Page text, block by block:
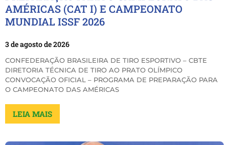
AMÉRICAS (CAT I) E CAMPEONATO
MUNDIAL ISSF 2026
3 de agosto de 2026
CONFEDERAÇÃO BRASILEIRA DE TIRO ESPORTIVO – CBTE
DIRETORIA TÉCNICA DE TIRO AO PRATO OLÍMPICO
CONVOCAÇÃO OFICIAL – PROGRAMA DE PREPARAÇÃO PARA
O CAMPEONATO DAS AMÉRICAS
LEIA MAIS